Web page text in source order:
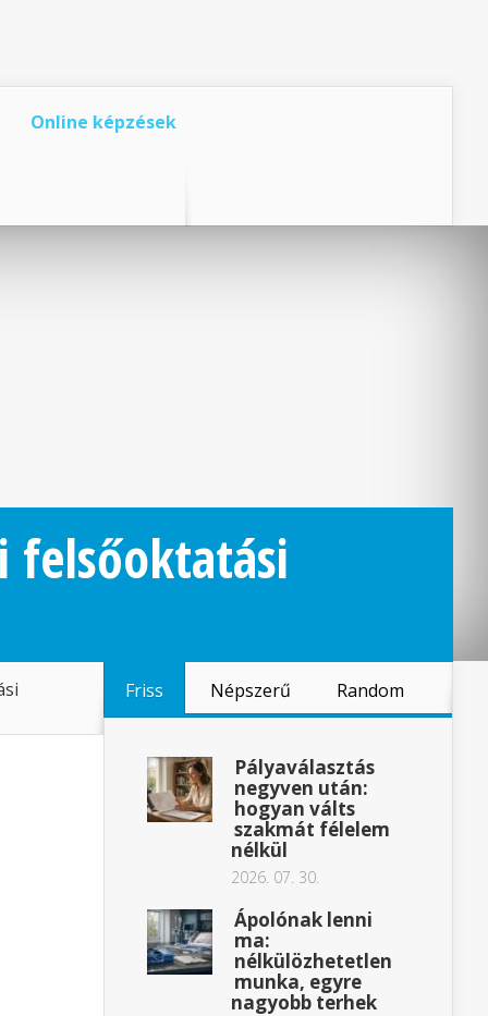
Online képzések
felsőoktatási
Friss Népszerű Random
Pályaválasztás
negyven után:
hogyan válts
szakmát félelem
nélkül
2026. 07. 30.
Ápolónak lenni
ma:
nélkülözhetetlen
munka, egyre
nagyobb terhek